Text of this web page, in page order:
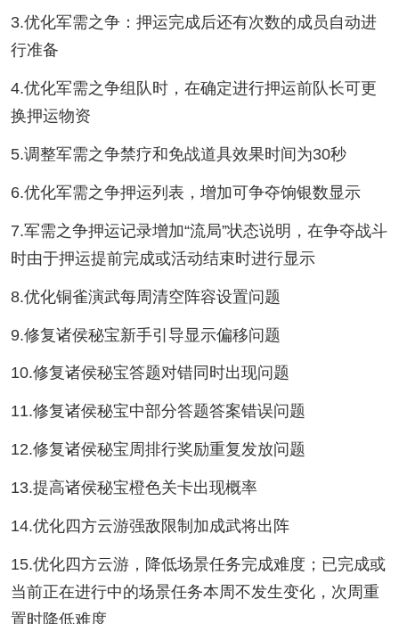
3.优化军需之争：押运完成后还有次数的成员自动进
行准备
4.优化军需之争组队时，在确定进行押运前队长可更
换押运物资
5.调整军需之争禁疗和免战道具效果时间为30秒
6.优化军需之争押运列表，增加可争夺饷银数显示
7.军需之争押运记录增加“流局”状态说明，在争夺战斗
时由于押运提前完成或活动结束时进行显示
8.优化铜雀演武每周清空阵容设置问题
9.修复诸侯秘宝新手引导显示偏移问题
10.修复诸侯秘宝答题对错同时出现问题
11.修复诸侯秘宝中部分答题答案错误问题
12.修复诸侯秘宝周排行奖励重复发放问题
13.提高诸侯秘宝橙色关卡出现概率
14.优化四方云游强敌限制加成武将出阵
15.优化四方云游，降低场景任务完成难度；已完成或
当前正在进行中的场景任务本周不发生变化，次周重
置时降低难度